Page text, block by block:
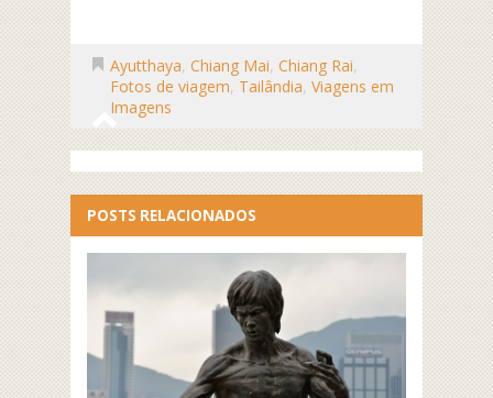
Ayutthaya, Chiang Mai, Chiang Rai,
Fotos de viagem, Tailândia, Viagens em
Imagens
POSTS RELACIONADOS